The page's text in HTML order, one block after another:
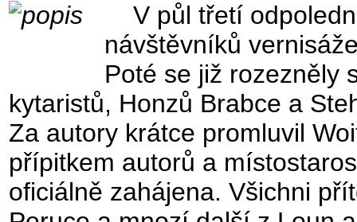
V půl třetí
návštěvníků
Poté se již rozezněly
kytaristů, Honzů Brabce a
Za autory krátce promluvil
přípitkem autorů a
oficiálně zahájena. Všichni